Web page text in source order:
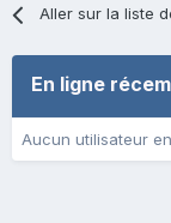
Aller sur la liste
En ligne
Aucun utilisateur